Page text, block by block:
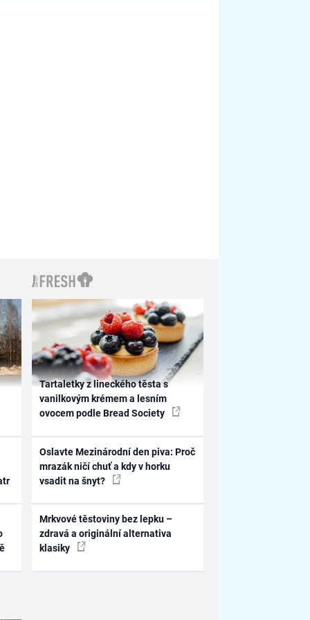
Tartaletky z lineckého těsta s
vanilkovým krémem a lesním
ovocem podle Bread Society
Oslavte Mezinárodní den piva: Proč
mrazák ničí chuť a kdy v horku
vsadit na šnyt?
Mrkvové těstoviny bez lepku –
zdravá a originální alternativa
klasiky